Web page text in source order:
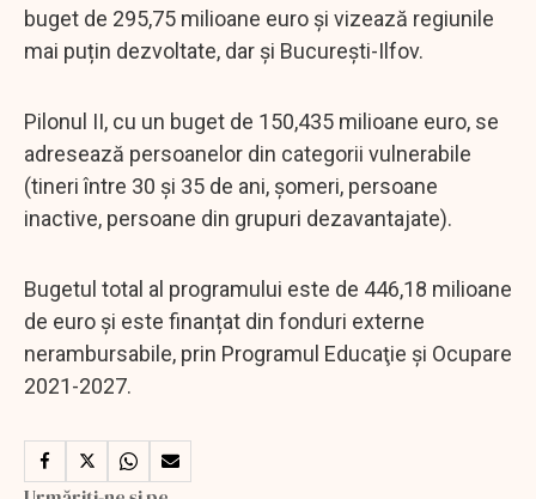
buget de 295,75 milioane euro și vizează regiunile
mai puțin dezvoltate, dar și București-Ilfov.
Pilonul II, cu un buget de 150,435 milioane euro, se
adresează persoanelor din categorii vulnerabile
(tineri între 30 și 35 de ani, șomeri, persoane
inactive, persoane din grupuri dezavantajate).
Bugetul total al programului este de 446,18 milioane
de euro și este finanțat din fonduri externe
nerambursabile, prin Programul Educaţie şi Ocupare
2021-2027.